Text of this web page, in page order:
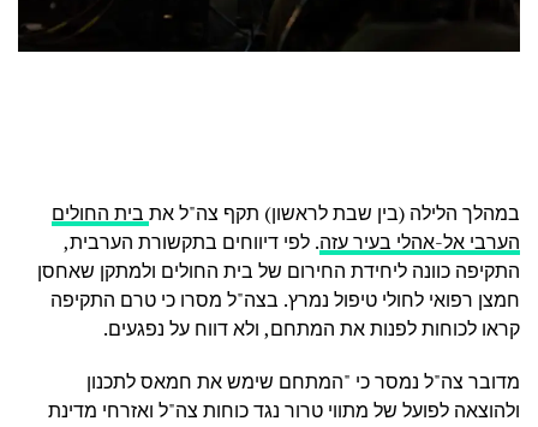
במהלך הלילה (בין שבת לראשון) תקף צה"ל את בית החולים
הערבי אל-אהלי בעיר עזה. לפי דיווחים בתקשורת הערבית,
התקיפה כוונה ליחידת החירום של בית החולים ולמתקן שאחסן
חמצן רפואי לחולי טיפול נמרץ. בצה"ל מסרו כי טרם התקיפה
קראו לכוחות לפנות את המתחם, ולא דווח על נפגעים.
מדובר צה"ל נמסר כי "המתחם שימש את חמאס לתכנון
ולהוצאה לפועל של מתווי טרור נגד כוחות צה"ל ואזרחי מדינת